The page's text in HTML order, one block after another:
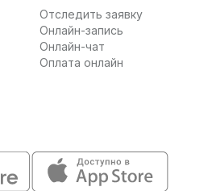
Отследить заявку
Онлайн-запись
Онлайн-чат
Оплата онлайн